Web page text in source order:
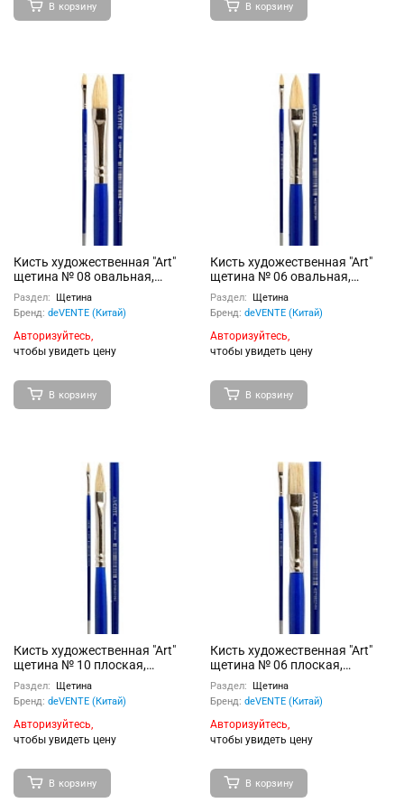
В корзину В корзину
Кисть художественная "Art"
щетина № 08 овальная,
удлиненная деревянная
ручка с многослойным
лакокрасочным покрытием,
никелированная обойма,
индивидуальная маркировка
Раздел:
Щетина
Бренд: deVENTE (Китай)
Авторизуйтесь,
чтобы увидеть цену
В корзину
Кисть художественная "Art"
щетина № 06 овальная,
удлиненная деревянная
ручка с многослойным
лакокрасочным покрытием,
никелированная обойма,
индивидуальная маркировка
Раздел:
Щетина
Бренд: deVENTE (Китай)
Авторизуйтесь,
чтобы увидеть цену
В корзину
Кисть художественная "Art"
щетина № 10 плоская,
удлиненная деревянная
ручка с многослойным
лакокрасочным покрытием,
никелированная обойма,
индивидуальная маркировка
Раздел:
Щетина
Бренд: deVENTE (Китай)
Авторизуйтесь,
чтобы увидеть цену
В корзину
Кисть художественная "Art"
щетина № 06 плоская,
удлиненная деревянная
ручка с многослойным
лакокрасочным покрытием,
никелированная обойма,
индивидуальная маркировка
Раздел:
Щетина
Бренд: deVENTE (Китай)
Авторизуйтесь,
чтобы увидеть цену
В корзину